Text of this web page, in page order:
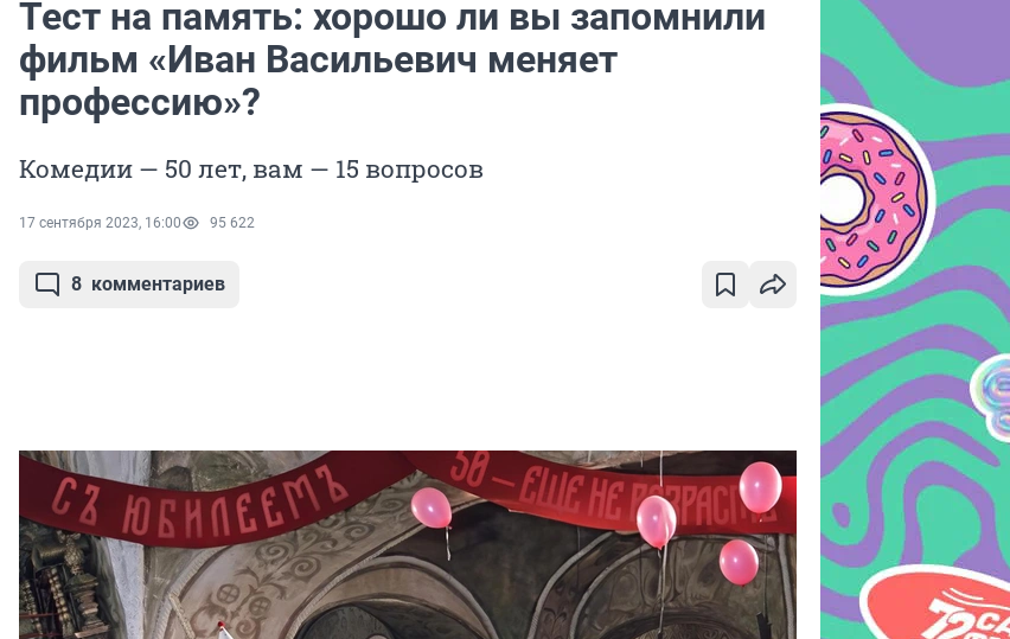
Тест на память: хорошо ли вы запомнили
фильм «Иван Васильевич меняет
профессию»?
Комедии — 50 лет, вам — 15 вопросов
17 сентября 2023, 16:00 95 622
8 комментариев